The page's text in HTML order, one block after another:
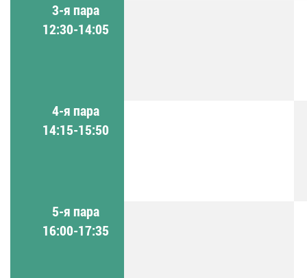
3-я пара
12:30-14:05
4-я пара
14:15-15:50
5-я пара
16:00-17:35